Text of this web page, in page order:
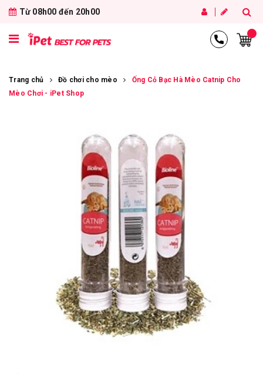
Từ 08h00 đến 20h00
Trang chủ Đồ chơi cho mèo
Ống Cỏ Bạc Hà Mèo Catnip Cho
Mèo Chơi - iPet Shop